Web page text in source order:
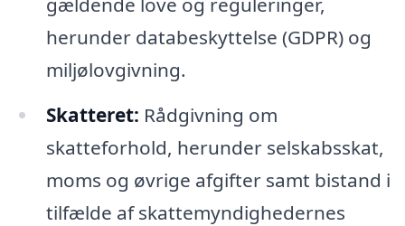
herunder databeskyttelse (GDPR) og
miljølovgivning.
Skatteret: Rådgivning om
skatteforhold, herunder selskabsskat,
moms og øvrige afgifter samt bistand i
tilfælde af skattemyndighedernes